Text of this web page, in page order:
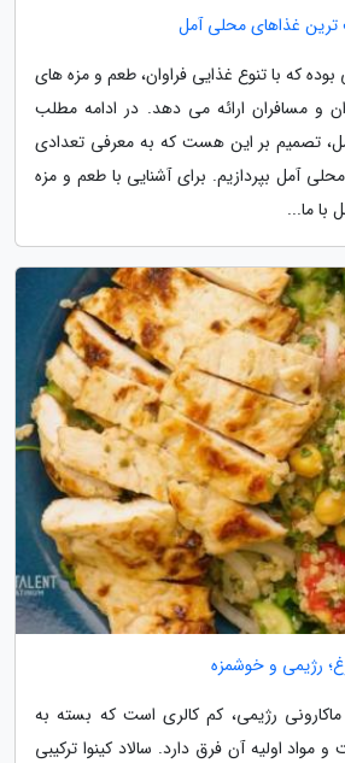
ترین غذاهای محلی آمل
که با تنوع غذایی فراوان، طعم و مزه های
و مسافران ارائه می دهد. در ادامه مطلب
تصمیم بر این هست که به معرفی تعدادی
آمل بپردازیم. برای آشنایی با طعم و مزه
با ما...
رژیمی و خوشمزه
ماکارونی رژیمی، کم کالری است که بسته به
اولیه آن فرق دارد. سالاد کینوا ترکیبی